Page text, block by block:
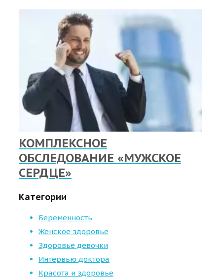
КОМПЛЕКСНОЕ
ОБСЛЕДОВАНИЕ «МУЖСКОЕ
СЕРДЦЕ»
Категории
Беременность
Женское здоровье
Здоровье девочки
Интервью доктора
Красота и здоровье